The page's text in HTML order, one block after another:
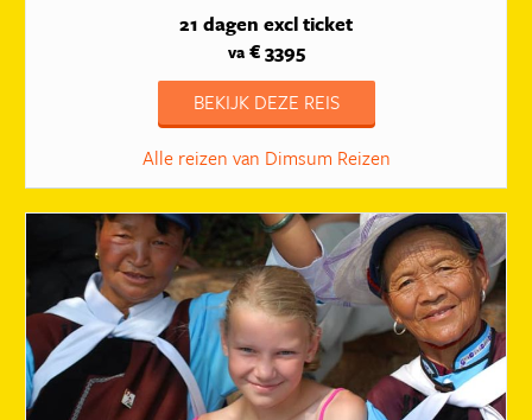
21 dagen excl ticket
va€ 3395
BEKIJK DEZE REIS
Alle reizen van Dimsum Reizen